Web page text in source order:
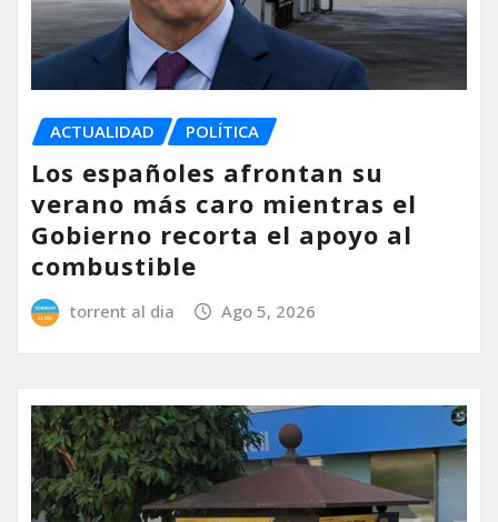
ACTUALIDAD POLÍTICA
Los españoles afrontan su
verano más caro mientras el
Gobierno recorta el apoyo al
combustible
torrent al dia Ago 5, 2026